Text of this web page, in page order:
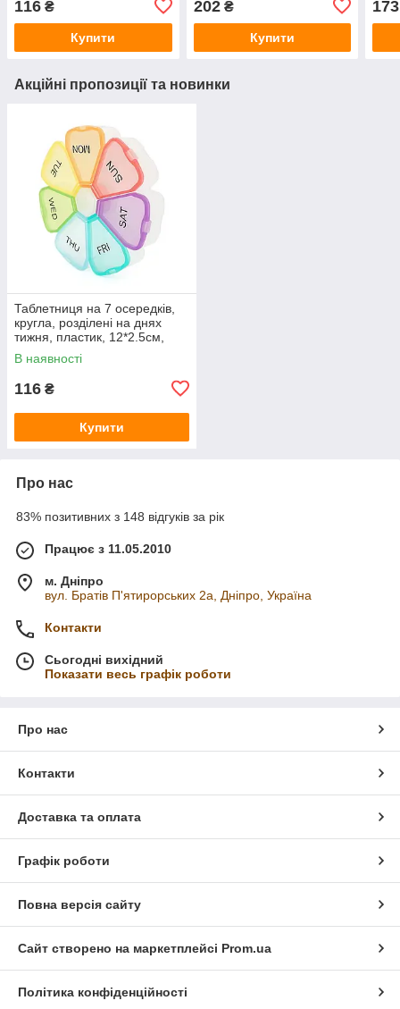
116 ₴
Купити
доби, пластик/PV-шкіра,
202₴
Купити
173
Акційні пропозиції та новинки
Таблетниця на 7 осередків,
кругла, розділені на днях
тижня, пластик, 12*2.5см,
White
В наявності
116 ₴
Купити
Про нас
83% позитивних з 148 відгуків за рік
Працює з 11.05.2010
м. Дніпро
вул. Братів П'ятирорських 2а, Дніпро, Україна
Контакти
Сьогодні вихідний
Показати весь графік роботи
Про нас
Контакти
Доставка та оплата
Графік роботи
Повна версія сайту
Сайт створено на маркетплейсі Prom.ua
Політика конфіденційності